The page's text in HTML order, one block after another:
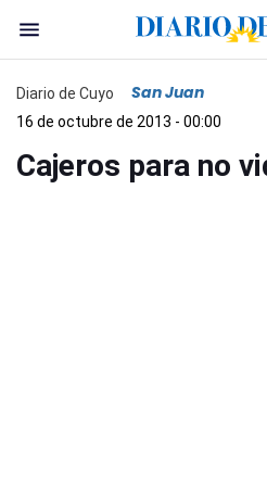
Diario de Cuyo San Juan
16 de octubre de 2013 - 00:00
Cajeros para no